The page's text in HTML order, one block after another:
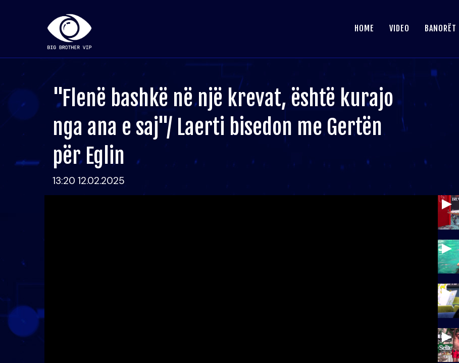
HOME VIDEO BANORËT
"Flenë bashkë në një krevat, është kurajo
nga ana e saj"/ Laerti bisedon me Gertën
për Eglin
13:20 12.02.2025